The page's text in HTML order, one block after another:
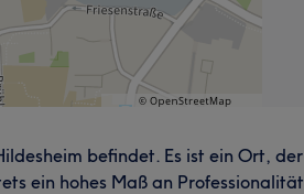
befindet. Es ist ein Ort, der
ein hohes Maß an Professionalität